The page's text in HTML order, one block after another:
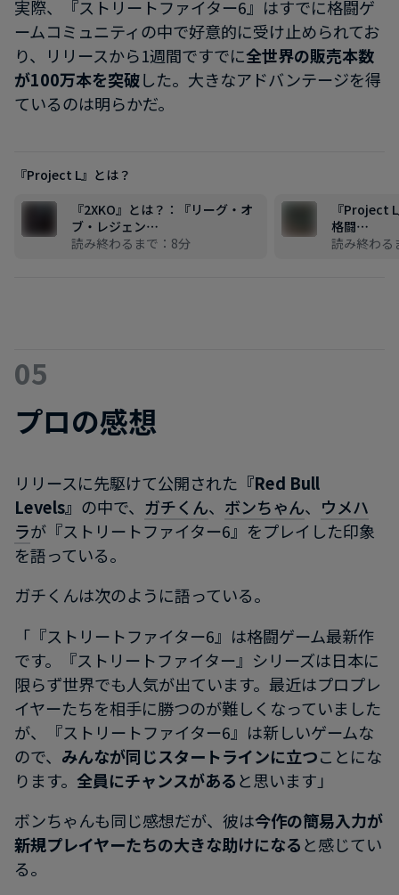
実際、『ストリートファイター6』はすでに格闘ゲ
ームコミュニティの中で好意的に受け止められてお
り、リリースから1週間ですでに全世界の販売本数
が100万本を突破した。大きなアドバンテージを得
ているのは明らかだ。
『Project L』とは？
『2XKO』とは？：『リーグ・オ
ブ・レジェン…
読み終わるまで：8分
『Project
格闘…
読み終わる
05
プロの感想
リリースに先駆けて公開された 『Red Bull
Levels』 の中で、 ガチくん、 ボンちゃん、 ウメハ
ラが『ストリートファイター6』をプレイした印象
を語っている。
ガチくんは次のように語っている。
「『ストリートファイター6』は格闘ゲーム最新作
です。『ストリートファイター』シリーズは日本に
限らず世界でも人気が出ています。最近はプロプレ
イヤーたちを相手に勝つのが難しくなっていました
が、『ストリートファイター6』は新しいゲームな
ので、 みんなが同じスタートラインに立つことにな
ります。 全員にチャンスがあると思います」
ボンちゃんも同じ感想だが、彼は今作の簡易入力が
新規プレイヤーたちの大きな助けになると感じてい
る。